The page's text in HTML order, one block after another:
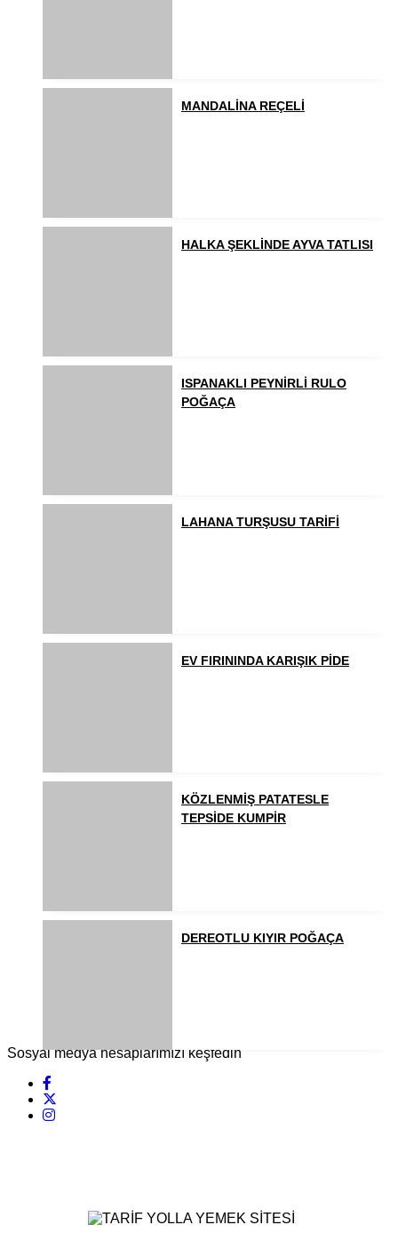
MANDALİNA REÇELİ
HALKA ŞEKLİNDE AYVA TATLISI
ISPANAKLI PEYNİRLİ RULO
POĞAÇA
LAHANA TURŞUSU TARİFİ
EV FIRININDA KARIŞIK PİDE
KÖZLENMİŞ PATATESLE
TEPSİDE KUMPİR
DEREOTLU KIYIR POĞAÇA
Sosyal medya hesaplarımızı keşfedin